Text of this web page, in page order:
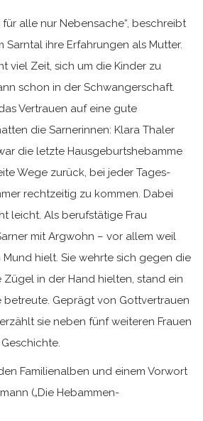
für alle nur Nebensache“, beschreibt
Sarntal ihre Erfahrungen als Mutter.
viel Zeit, sich um die Kinder zu
schon in der Schwangerschaft.
Vertrauen auf eine gute
die Sarnerinnen: Klara Thaler
die letzte Hausgeburtshebamme
Wege zurück, bei jeder Tages-
rechtzeitig zu kommen. Dabei
leicht. Als berufstätige Frau
mit Argwohn – vor allem weil
hielt. Sie wehrte sich gegen die
Zügel in der Hand hielten, stand ein
betreute. Geprägt von Gottvertrauen
sie neben fünf weiteren Frauen
Familienalben und einem Vorwort
(„Die Hebammen-